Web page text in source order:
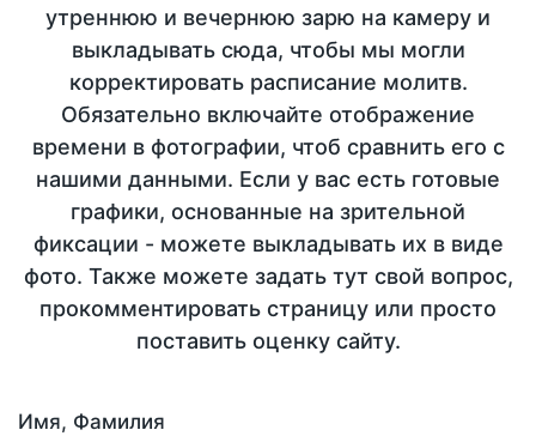
утреннюю и вечернюю зарю на камеру и
выкладывать сюда, чтобы мы могли
корректировать расписание молитв.
Обязательно включайте отображение
времени в фотографии, чтоб сравнить его с
нашими данными. Если у вас есть готовые
графики, основанные на зрительной
фиксации - можете выкладывать их в виде
фото. Также можете задать тут свой вопрос,
прокомментировать страницу или просто
поставить оценку сайту.
Имя, Фамилия